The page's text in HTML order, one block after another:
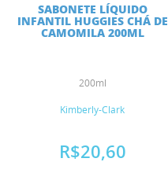
SABONETE LÍQUIDO
INFANTIL HUGGIES CHÁ DE
CAMOMILA 200ML
200ml
Kimberly-Clark
R$20,60